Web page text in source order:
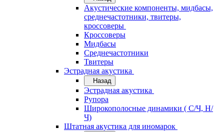
Акустические компоненты, мидбасы,
среднечастотники, твитеры,
кроссоверы
Кроссоверы
Мидбасы
Среднечастотники
Твитеры
Эстрадная акустика
Назад
Эстрадная акустика
Рупора
Широкополосные динамики ( С/Ч, Н/
Ч)
Штатная акустика для иномарок